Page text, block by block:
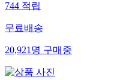
744 적립
무료배송
20,921 명 구매중